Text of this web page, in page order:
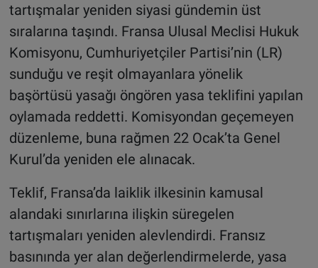
tartışmalar yeniden siyasi gündemin üst
sıralarına taşındı. Fransa Ulusal Meclisi Hukuk
Komisyonu, Cumhuriyetçiler Partisi’nin (LR)
sunduğu ve reşit olmayanlara yönelik
başörtüsü yasağı öngören yasa teklifini yapılan
oylamada reddetti. Komisyondan geçemeyen
düzenleme, buna rağmen 22 Ocak’ta Genel
Kurul’da yeniden ele alınacak.
Teklif, Fransa’da laiklik ilkesinin kamusal
alandaki sınırlarına ilişkin süregelen
tartışmaları yeniden alevlendirdi. Fransız
basınında yer alan değerlendirmelerde, yasa